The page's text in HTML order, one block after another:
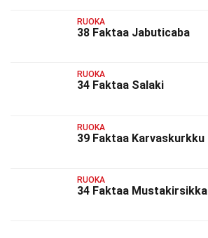
RUOKA
38 Faktaa Jabuticaba
RUOKA
34 Faktaa Salaki
RUOKA
39 Faktaa Karvaskurkku
RUOKA
34 Faktaa Mustakirsikka